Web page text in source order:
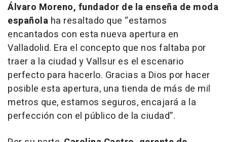
Álvaro Moreno, fundador de la enseña de moda
española ha resaltado que “estamos
encantados con esta nueva apertura en
Valladolid. Era el concepto que nos faltaba por
traer a la ciudad y Vallsur es el escenario
perfecto para hacerlo. Gracias a Dios por hacer
posible esta apertura, una tienda de más de mil
metros que, estamos seguros, encajará a la
perfección con el público de la ciudad”.